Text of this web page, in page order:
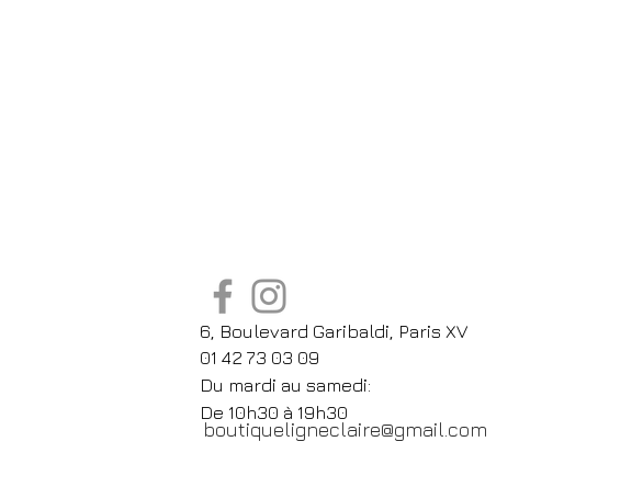
6, Boulevard Garibaldi, Paris XV
01 42 73 03 09
Du mardi au samedi:
De 10h30 à 19h30
boutiqueligneclaire@gmail.com